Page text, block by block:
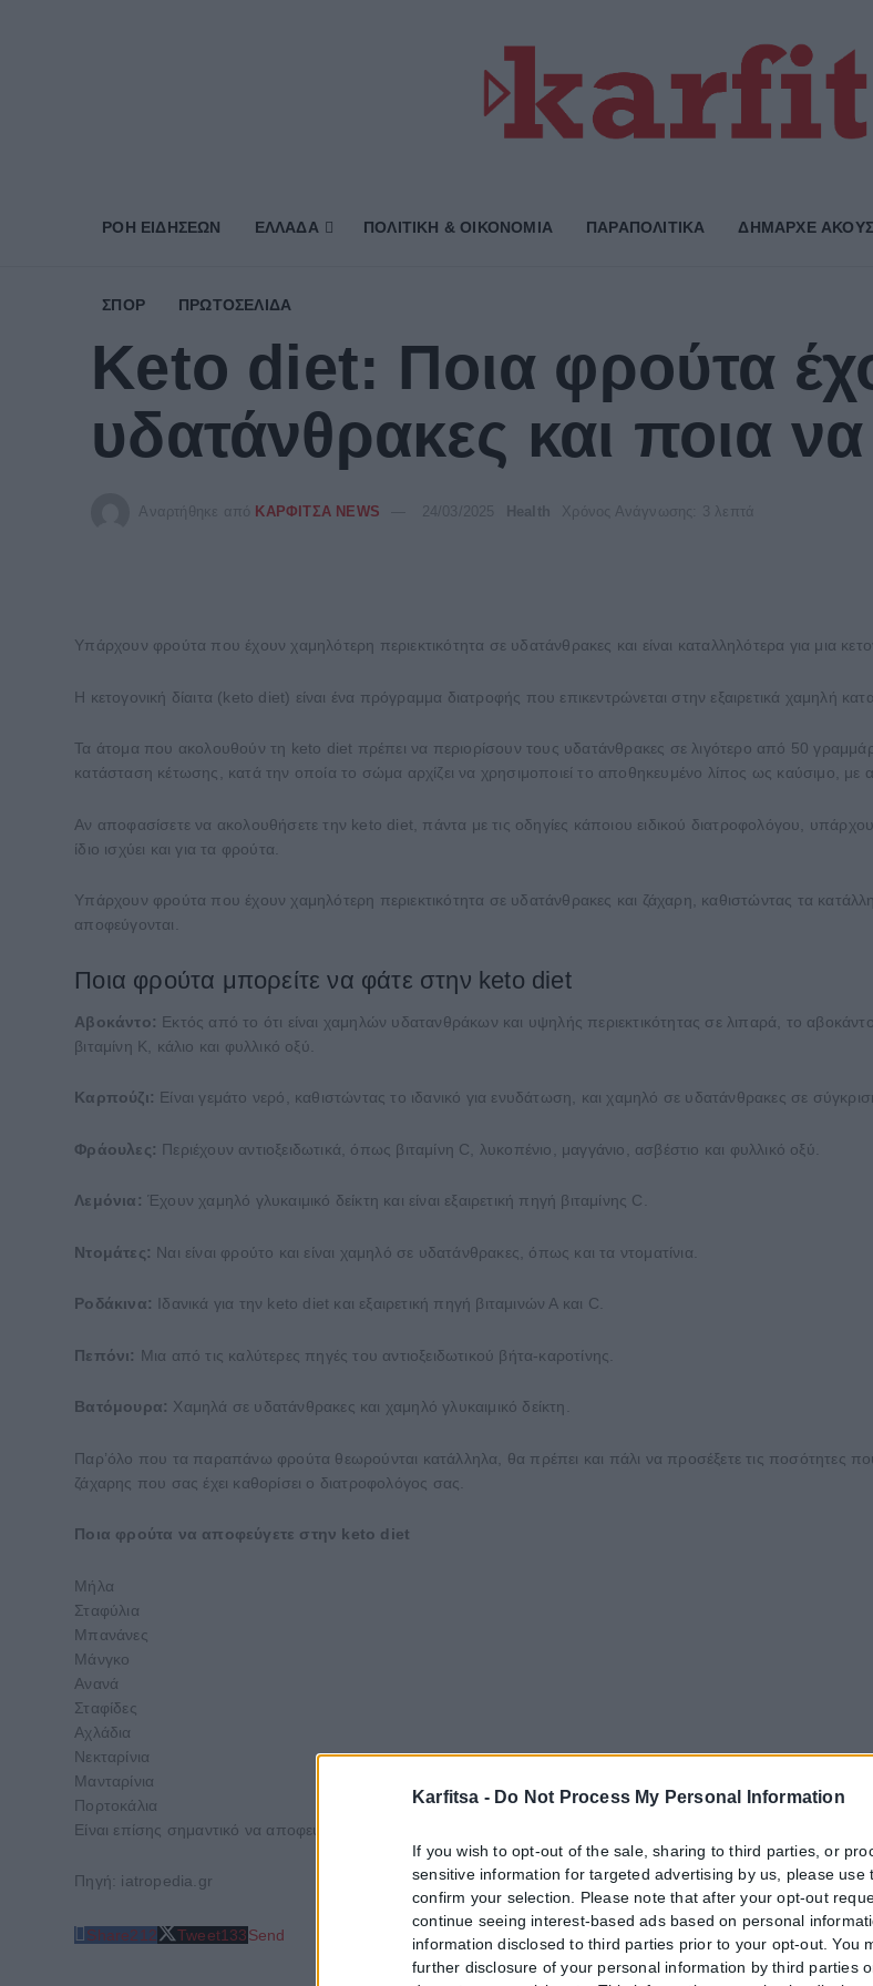
Karfitsa - Do Not Process My Personal Information
If you wish to opt-out of the sale, sharing to third parties, or
sensitive information for targeted advertising by us, please use
confirm your selection. Please note that after your opt-out
continue seeing interest-based ads based on personal
information disclosed to third parties prior to your opt-out. You
further disclosure of your personal information by third parties
ΡΟΗ ΕΙΔΗΣΕΩΝ ΕΛΛΑΔΑ ΠΟΛΙΤΙΚΗ & ΟΙΚΟΝΟΜΙΑ ΠΑΡΑΠΟΛΙΤΙΚΑ ΔΗΜΑΡΧE
ΣΠΟΡ ΠΡΩΤΟΣΈΛΙΔΑ
Keto diet: Ποια φρούτα
υδατάνθρακες και ποια
Αναρτήθηκε από ΚΑΡΦΙΤΣΑ NEWS 24/03/2025 Health Χρόνος Ανάγνωσης: 3 λεπτά
Υπάρχουν φρούτα που έχουν χαμηλότερη περιεκτικότητα σε υδατάνθρακες και είναι καταλληλότερα για μια
Η κετογονική δίαιτα (keto diet) είναι ένα πρόγραμμα διατροφής που επικεντρώνεται στην εξαιρετικά χαμηλή
Τα άτομα που ακολουθούν τη keto diet πρέπει να περιορίσουν τους υδατάνθρακες σε λιγότερο από 50
κατάσταση κέτωσης, κατά την οποία το σώμα αρχίζει να χρησιμοποιεί το αποθηκευμένο λίπος ως καύσιμο, με
Αν αποφασίσετε να ακολουθήσετε την keto diet, πάντα με τις οδηγίες κάποιου ειδικού διατροφολόγου,
ίδιο ισχύει και για τα φρούτα.
Υπάρχουν φρούτα που έχουν χαμηλότερη περιεκτικότητα σε υδατάνθρακες και ζάχαρη, καθιστώντας τα
αποφεύγονται.
Ποια φρούτα μπορείτε να φάτε στην keto diet
Αβοκάντο: Εκτός από το ότι είναι χαμηλών υδατανθράκων και υψηλής περιεκτικότητας σε λιπαρά, το
βιταμίνη Κ, κάλιο και φυλλικό οξύ.
Καρπούζι: Είναι γεμάτο νερό, καθιστώντας το ιδανικό για ενυδάτωση, και χαμηλό σε υδατάνθρακες σε
Φράουλες: Περιέχουν αντιοξειδωτικά, όπως βιταμίνη C, λυκοπένιο, μαγγάνιο, ασβέστιο και φυλλικό οξύ.
Λεμόνια:Έχουν χαμηλό γλυκαιμικό δείκτη και είναι εξαιρετική πηγή βιταμίνης C.
Ντομάτες: Ναι είναι φρούτο και είναι χαμηλό σε υδατάνθρακες, όπως και τα ντοματίνια.
Ροδάκινα: Ιδανικά για την keto diet και εξαιρετική πηγή βιταμινών Α και C.
Πεπόνι: Μια από τις καλύτερες πηγές του αντιοξειδωτικού βήτα-καροτίνης.
Βατόμουρα: Χαμηλά σε υδατάνθρακες και χαμηλό γλυκαιμικό δείκτη.
Παρ’όλο που τα παραπάνω φρούτα θεωρούνται κατάλληλα, θα πρέπει και πάλι να προσέξετε τις ποσότητες
ζάχαρης που σας έχει καθορίσει ο διατροφολόγος σας.
Ποια φρούτα να αποφεύγετε στην keto diet
Μήλα
Σταφύλια
Μπανάνες
Μάνγκο
Ανανά
Σταφίδες
Αχλάδια
Νεκταρίνια
Μανταρίνια
Πορτοκάλια
Είναι επίσης σημαντικό να αποφεύγετε όλα τα smoothies φρούτων και τους χυμούς φρούτων εκτός από το
Πηγή: iatropedia.gr
Share212 Tweet133Send